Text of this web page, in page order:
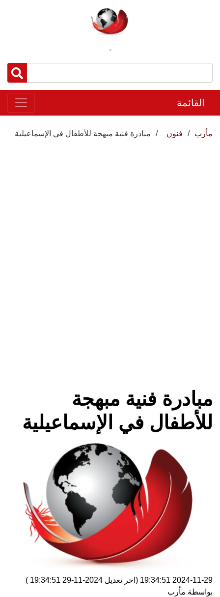
-
القائمة
مأرب فنون مبادرة فنية مبهجة للأطفال في الإسماعيلية
مبادرة فنية مبهجة
للأطفال في الإسماعيلية
2024-11-29 19:34:51 (اخر تعديل 2024-11-29 19:34:51
)
بواسطة مأرب